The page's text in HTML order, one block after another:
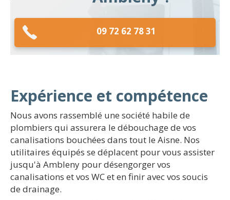
09 72 62 78 31
Expérience et compétence
Nous avons rassemblé une société habile de
plombiers qui assurera le débouchage de vos
canalisations bouchées dans tout le Aisne. Nos
utilitaires équipés se déplacent pour vous assister
jusqu'à Ambleny pour désengorger vos
canalisations et vos WC et en finir avec vos soucis
de drainage.